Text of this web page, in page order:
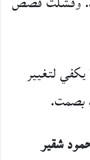
يكفي لتغيير
بصمت.
شقير